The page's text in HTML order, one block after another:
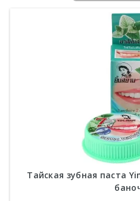
Тайская зубная паста